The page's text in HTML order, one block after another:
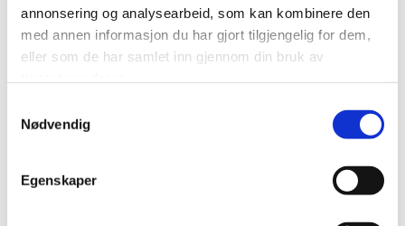
annonsering og analysearbeid, som kan kombinere den
med annen informasjon du har gjort tilgjengelig for dem,
eller som de har samlet inn gjennom din bruk av
Nødvendig
Egenskaper
Prosjektdetaljer
Byggherre: Helse Sør-øst RHF
Varighet: 12 måneder